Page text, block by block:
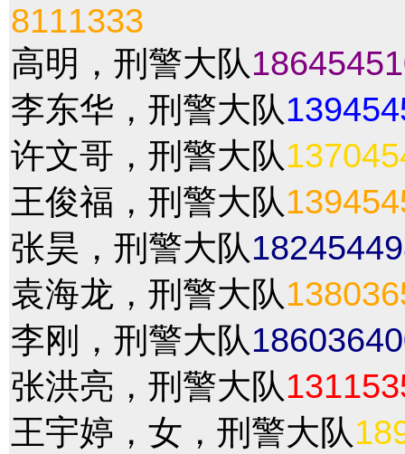
8111333
高明，刑警大队
李东华，刑警大队
许文哥，刑警大队
王俊福，刑警大队
张昊，刑警大队
袁海龙，刑警大队
李刚，刑警大队
张洪亮，刑警大队
王宇婷，女，刑警大队